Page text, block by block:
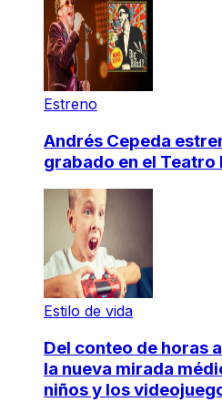
Estreno
Andrés Cepeda
grabado en el Teatro
Estilo de vida
Del conteo de horas
la nueva mirada
niños y los